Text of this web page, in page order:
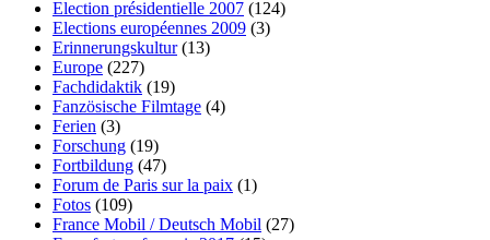
Election présidentielle 2007 (124)
Elections européennes 2009 (3)
Erinnerungskultur(13)
Europe (227)
Fachdidaktik (19)
Fanzösische Filmtage (4)
Ferien (3)
Forschung (19)
Fortbildung (47)
Forum de Paris sur la paix (1)
Fotos (109)
France Mobil / Deutsch Mobil (27)